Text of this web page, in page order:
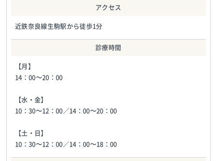
アクセス
近鉄奈良線生駒駅から徒歩1分
診療時間
【月】
14：00～20：00
【水・金】
10：30～12：00／14：00～20：00
【土・日】
10：30～12：00／14：00～18：00